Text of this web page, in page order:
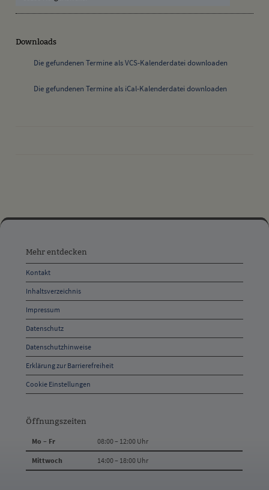
Downloads
Die gefundenen Termine als VCS-Kalenderdatei downloaden
Die gefundenen Termine als iCal-Kalenderdatei downloaden
entdecken,
Öffnungszeiten
und
Anschrift
und
Kontakt
Mehr entdecken
Kontakt
Inhaltsverzeichnis
Impressum
Datenschutz
Datenschutzhinweise
Erklärung zur Barrierefreiheit
Cookie Einstellungen
Öffnungszeiten
Mo – Fr 08:00 – 12:00 Uhr
Mittwoch 14:00 – 18:00 Uhr